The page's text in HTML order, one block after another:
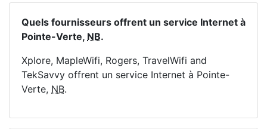
Quels fournisseurs offrent un service Internet à
Pointe-Verte, NB.
Xplore, MapleWifi, Rogers, TravelWifi and
TekSavvy offrent un service Internet à Pointe-
Verte, NB.